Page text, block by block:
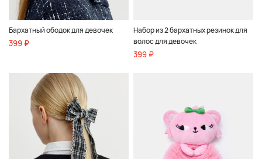
Бархатный ободок для девочек
399 ₽
Набор из 2 бархатных резинок для
волос для девочек
399 ₽